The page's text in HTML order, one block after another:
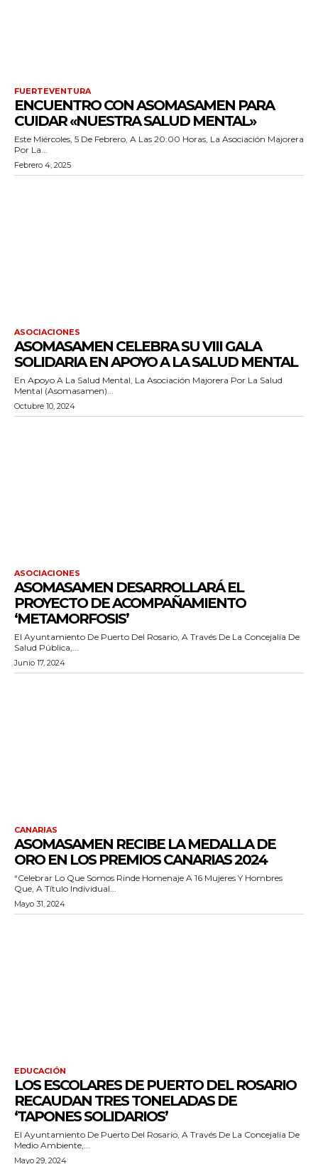
FUERTEVENTURA
ENCUENTRO CON ASOMASAMEN PARA
CUIDAR «NUESTRA SALUD MENTAL»
Este Miércoles, 5 De Febrero, A Las 20:00 Horas, La Asociación Majorera
Por La...
Febrero 4, 2025
ASOCIACIONES
ASOMASAMEN CELEBRA SU VIII GALA
SOLIDARIA EN APOYO A LA SALUD MENTAL
En Apoyo A La Salud Mental, La Asociación Majorera Por La Salud
Mental (Asomasamen)...
Octubre 10, 2024
ASOCIACIONES
ASOMASAMEN DESARROLLARÁ EL
PROYECTO DE ACOMPAÑAMIENTO
‘METAMORFOSIS’
El Ayuntamiento De Puerto Del Rosario, A Través De La Concejalía De
Salud Pública,...
Junio 17, 2024
CANARIAS
ASOMASAMEN RECIBE LA MEDALLA DE
ORO EN LOS PREMIOS CANARIAS 2024
“Celebrar Lo Que Somos Rinde Homenaje A 16 Mujeres Y Hombres
Que, A Título Individual...
Mayo 31, 2024
EDUCACIÓN
LOS ESCOLARES DE PUERTO DEL ROSARIO
RECAUDAN TRES TONELADAS DE
‘TAPONES SOLIDARIOS’
El Ayuntamiento De Puerto Del Rosario, A Través De La Concejalía De
Medio Ambiente,...
Mayo 29, 2024